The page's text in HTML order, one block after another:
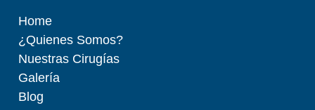
Home
¿Quienes Somos?
Nuestras Cirugías
Galería
Blog